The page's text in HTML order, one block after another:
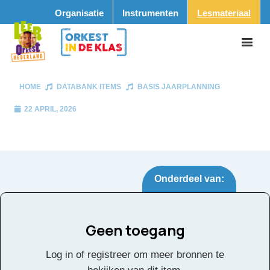
Organisatie Instrumenten Lesmateriaal
HOME DATABANK ITEMS BASIS JAARPLANNING
22 APRIL, 2026
Onderdeel van:
Basis jaarplanning
Geen toegang
Log in of registreer om meer bronnen te